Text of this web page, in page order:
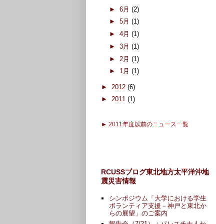
► 6月 (2)
► 5月 (1)
► 4月 (1)
► 3月 (1)
► 2月 (1)
► 1月 (1)
► 2012 (6)
► 2011 (1)
► 2011年度以前のニュース一覧
RCUSSブログ東北地方太平洋沖地
震災害情報
シンポジウム「大学における学生
ボランティア支援－神戸と東北か
らの展望」のご案内